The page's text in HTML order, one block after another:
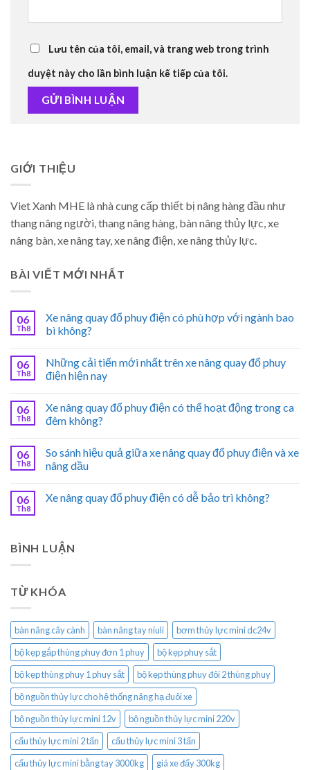
Lưu tên của tôi, email, và trang web trong trình
duyệt này cho lần bình luận kế tiếp của tôi.
GIỚI THIỆU
Viet Xanh MHE là nhà cung cấp thiết bị nâng hàng đầu như
thang nâng người, thang nâng hàng, bàn nâng thủy lực, xe
nâng bàn, xe nâng tay, xe nâng điện, xe nâng thủy lực.
BÀI VIẾT MỚI NHẤT
06
Th8
Xe nâng quay đổ phuy điện có phù hợp với ngành bao
bì không?
06
Th8
Những cải tiến mới nhất trên xe nâng quay đổ phuy
điện hiện nay
06
Th8
Xe nâng quay đổ phuy điện có thể hoạt động trong ca
đêm không?
06
Th8
So sánh hiệu quả giữa xe nâng quay đổ phuy điện và xe
nâng dầu
06
Th8
Xe nâng quay đổ phuy điện có dễ bảo trì không?
BÌNH LUẬN
TỪ KHÓA
bàn nâng cây cành bàn nâng tay niuli
bơm thủy lực mini dc24v
bộ kẹp gắp thùng phuy đơn 1 phuy
bộ kẹp phuy sắt
bộ kẹp thùng phuy 1 phuy sắt
bộ kẹp thùng phuy đôi 2 thùng phuy
bộ nguồn thủy lực cho hệ thống nâng hạ đuôi xe
bộ nguồn thủy lực mini 12v
bộ nguồn thủy lực mini 220v
cẩu thủy lực mini 2 tấn
cẩu thủy lực mini 3 tấn
cẩu thủy lực mini bằng tay 3000kg
giá xe đẩy 300kg